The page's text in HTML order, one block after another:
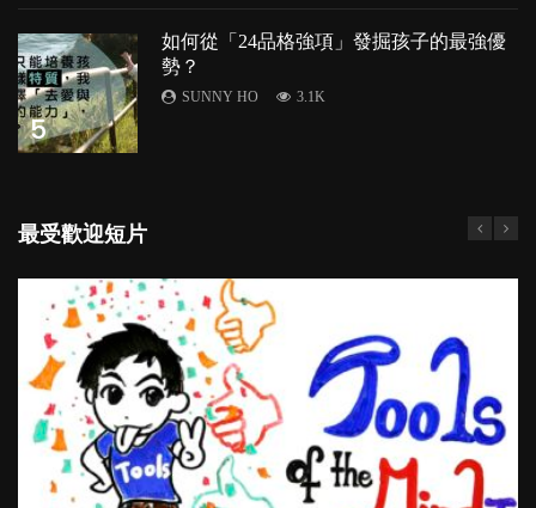
5
如何從「24品格強項」發掘孩子的最強優
勢？
SUNNY HO 3.1K
最受歡迎短片